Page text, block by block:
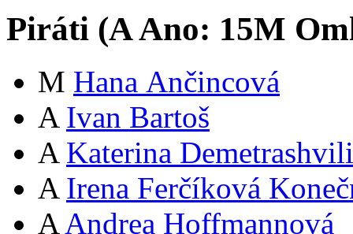
Piráti (AAno: 15M
M Hana Ančincová
A Ivan Bartoš
A Katerina Demetrashvili
A Irena Ferčíková
A Andrea Hoffmannová